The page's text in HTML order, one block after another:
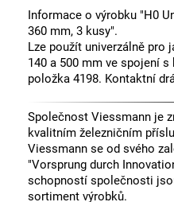
Informace o výrobku "H0
360 mm, 3 kusy".
Lze použít univerzálně
140 a 500 mm ve spojení
položka 4198. Kontaktní
Společnost Viessmann je
kvalitním železničním
Viessmann se od svého
"Vorsprung durch
schopností společnosti
sortiment výrobků.